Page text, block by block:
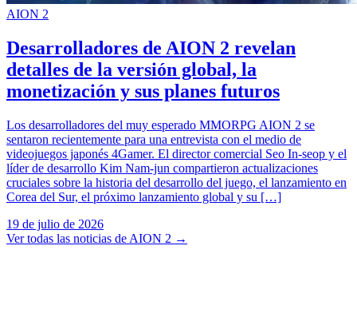
AION 2
Desarrolladores de AION 2 revelan
detalles de la versión global, la
monetización y sus planes futuros
Los desarrolladores del muy esperado MMORPG AION 2 se
sentaron recientemente para una entrevista con el medio de
videojuegos japonés 4Gamer. El director comercial Seo In-seop y el
líder de desarrollo Kim Nam-jun compartieron actualizaciones
cruciales sobre la historia del desarrollo del juego, el lanzamiento en
Corea del Sur, el próximo lanzamiento global y su […]
19 de julio de 2026
Ver todas las noticias de AION 2 →